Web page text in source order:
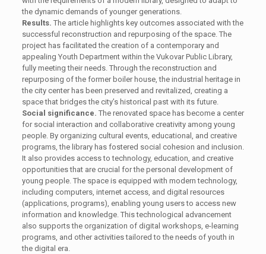
the dynamic demands of younger generations.
Results. The article highlights key outcomes associated with the
successful reconstruction and repurposing of the space. The
project has facilitated the creation of a contemporary and
appealing Youth Department within the Vukovar Public Library,
fully meeting their needs. Through the reconstruction and
repurposing of the former boiler house, the industrial heritage in
the city center has been preserved and revitalized, creating a
space that bridges the city’s historical past with its future.
Social significance. The renovated space has become a center
for social interaction and collaborative creativity among young
people. By organizing cultural events, educational, and creative
programs, the library has fostered social cohesion and inclusion.
It also provides access to technology, education, and creative
opportunities that are crucial for the personal development of
young people. The space is equipped with modern technology,
including computers, internet access, and digital resources
(applications, programs), enabling young users to access new
information and knowledge. This technological advancement
also supports the organization of digital workshops, e-learning
programs, and other activities tailored to the needs of youth in
the digital era.